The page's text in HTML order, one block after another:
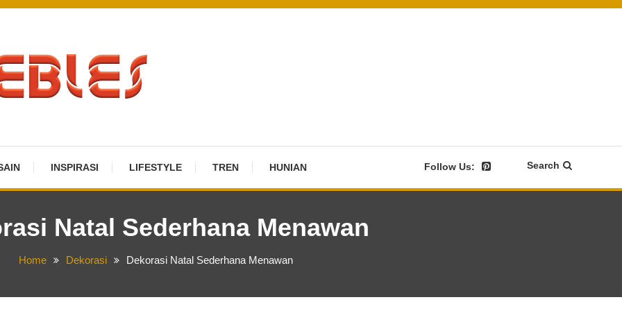
INSPIRASI LIFESTYLE TREN HUNIAN Follow Us: Search
Natal Sederhana Menawan
Home Dekorasi Dekorasi Natal Sederhana Menawan